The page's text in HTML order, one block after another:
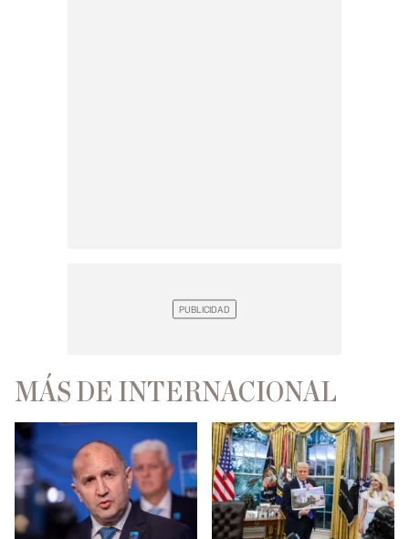
MÁS DE INTERNACIONAL